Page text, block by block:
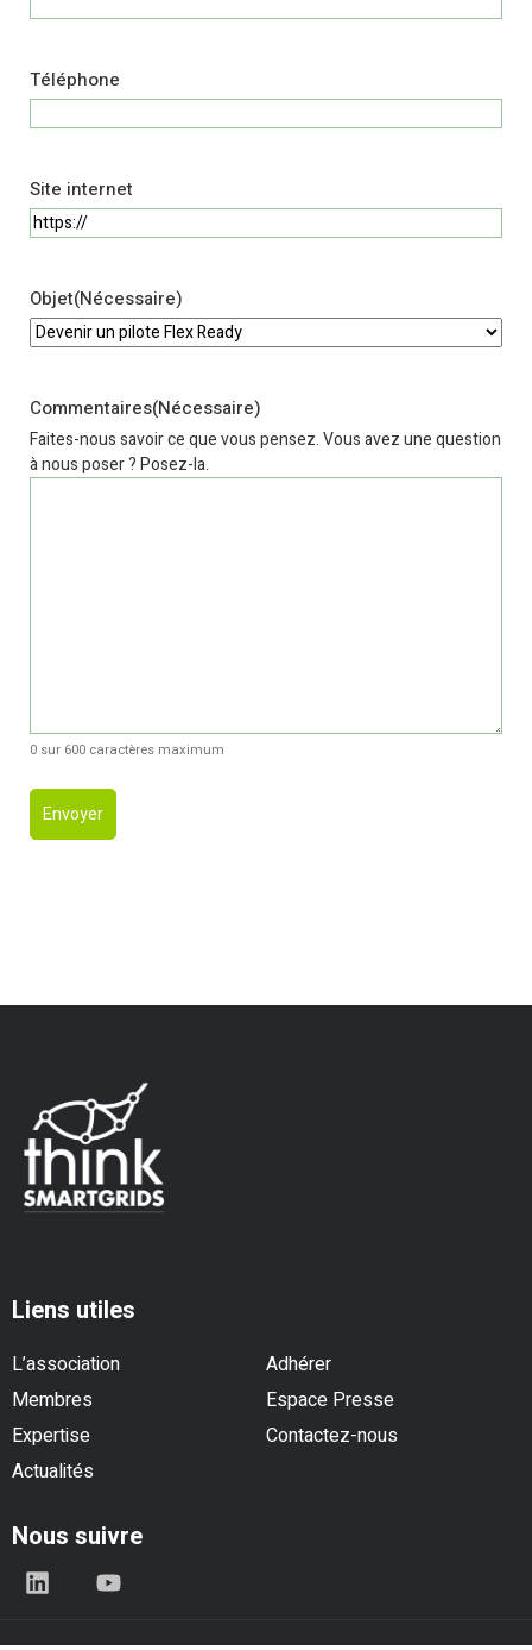
Téléphone
Site internet
Objet(Nécessaire)
Commentaires(Nécessaire)
Faites-nous savoir ce que vous pensez. Vous avez une question
à nous poser ? Posez-la.
0 sur 600 caractères maximum
Liens utiles
L’association
Adhérer
Membres
Espace Presse
Expertise
Contactez-nous
Actualités
Nous suivre